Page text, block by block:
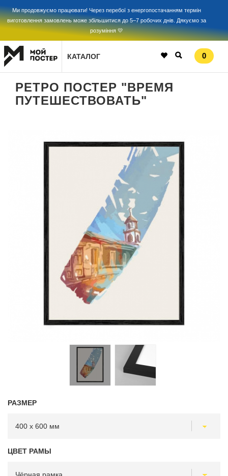
Ми продовжуємо працювати! Через перебої з енергопостачанням термін
виготовлення замовлень може збільшитися до 5–7 робочих днів. Дякуємо за
розуміння 💛
КАТАЛОГ 0
РЕТРО ПОСТЕР "ВРЕМЯ
ПУТЕШЕСТВОВАТЬ"
РАЗМЕР
ЦВЕТ РАМЫ